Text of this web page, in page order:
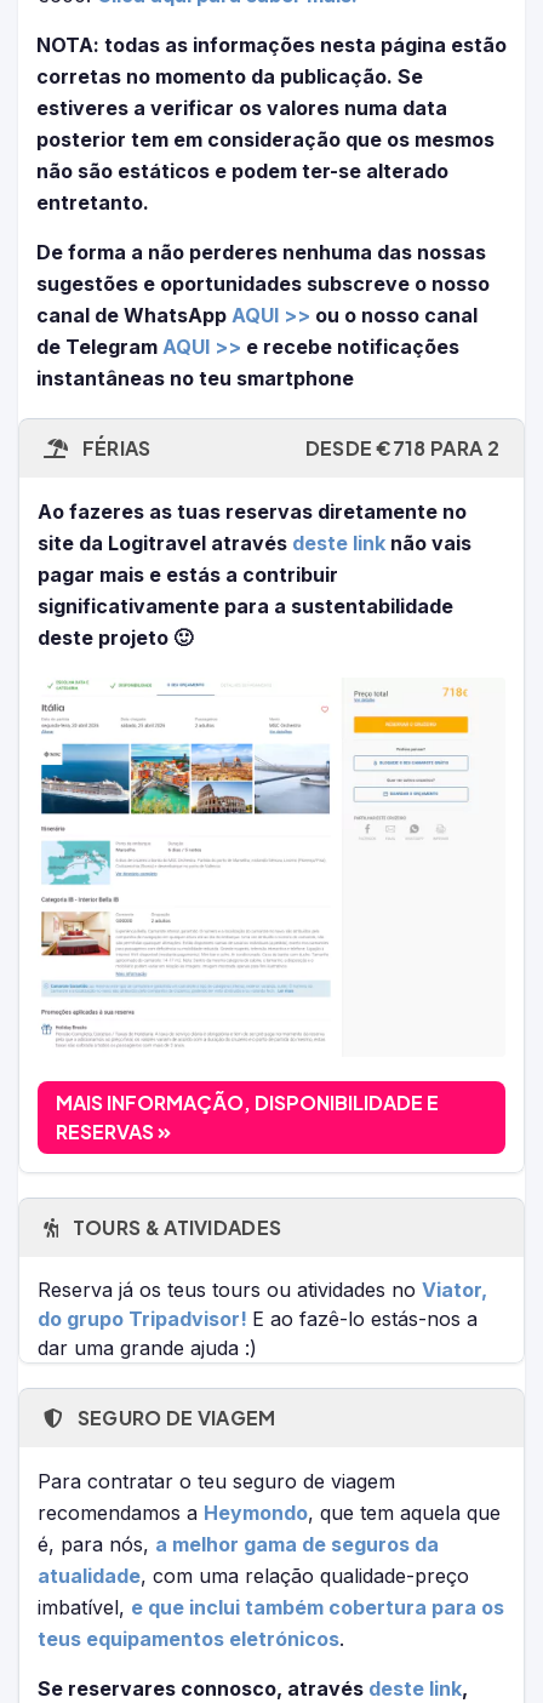
NOTA: todas as informações nesta página estão
corretas no momento da publicação. Se
estiveres a verificar os valores numa data
posterior tem em consideração que os mesmos
não são estáticos e podem ter-se alterado
entretanto.
De forma a não perderes nenhuma das nossas
sugestões e oportunidades subscreve o nosso
canal de WhatsApp AQUI >> ou o nosso canal
de Telegram AQUI >> e recebe notificações
instantâneas no teu smartphone
FÉRIAS DESDE €718 PARA 2
Ao fazeres as tuas reservas diretamente no
site da Logitravel através deste link não vais
pagar mais e estás a contribuir
significativamente para a sustentabilidade
deste projeto 🙂
MAIS INFORMAÇÃO, DISPONIBILIDADE E
RESERVAS
TOURS & ATIVIDADES
Reserva já os teus tours ou atividades no Viator,
do grupo Tripadvisor! E ao fazê-lo estás-nos a
dar uma grande ajuda :)
SEGURO DE VIAGEM
Para contratar o teu seguro de viagem
recomendamos a Heymondo, que tem aquela que
é, para nós, a melhor gama de seguros da
atualidade, com uma relação qualidade-preço
imbatível, e que inclui também cobertura para os
teus equipamentos eletrónicos.
Se reservares connosco, através deste link,